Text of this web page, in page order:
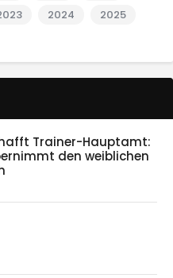
2024
2025
Trainer-Hauptamt:
den weiblichen